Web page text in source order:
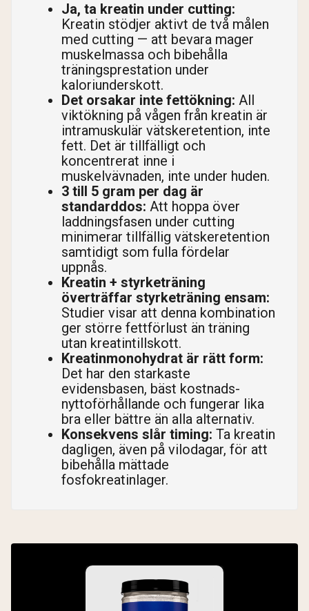
Ja, ta kreatin under cutting:
Kreatin stödjer aktivt de två målen
med cutting — att bevara mager
muskelmassa och bibehålla
träningsprestation under
kaloriunderskott.
Det orsakar inte fettökning: All
viktökning på vågen från kreatin är
intramuskulär vätskeretention, inte
fett. Det är tillfälligt och
koncentrerat inne i
muskelvävnaden, inte under huden.
3 till 5 gram per dag är
standarddos: Att hoppa över
laddningsfasen under cutting
minimerar tillfällig vätskeretention
samtidigt som fulla fördelar
uppnås.
Kreatin + styrketräning
överträffar styrketräning ensam:
Studier visar att denna kombination
ger större fettförlust än träning
utan kreatintillskott.
Kreatinmonohydrat är rätt form:
Det har den starkaste
evidensbasen, bäst kostnads-
nyttoförhållande och fungerar lika
bra eller bättre än alla alternativ.
Konsekvens slår timing: Ta kreatin
dagligen, även på vilodagar, för att
bibehålla mättade
fosfokreatinlager.